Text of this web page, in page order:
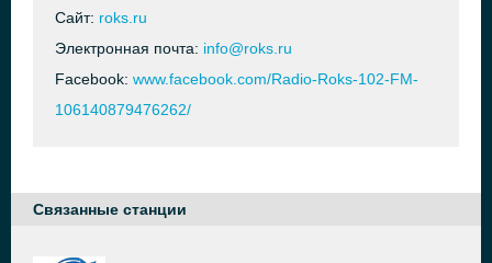
Сайт: roks.ru
Электронная почта: info@roks.ru
Facebook: www.facebook.com/Radio-Roks-102-FM-
106140879476262/
Связанные станции